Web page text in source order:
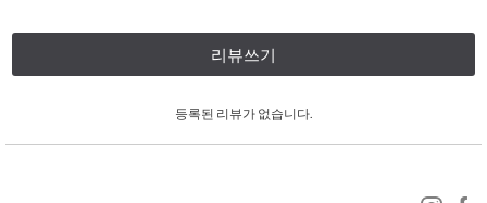
리뷰쓰기
등록된 리뷰가 없습니다.